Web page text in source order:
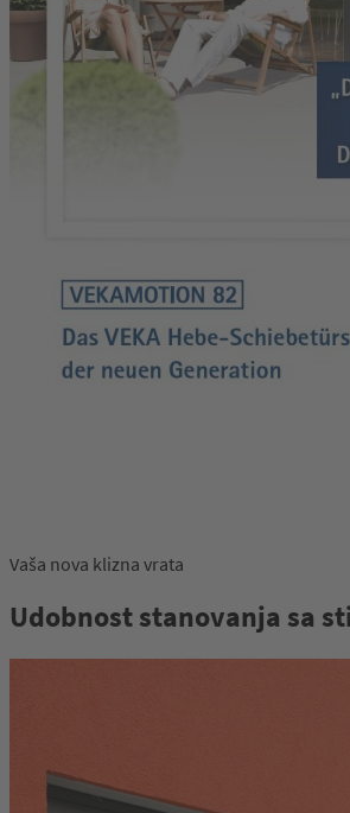
Vaša nova klizna vrata
Udobnost stanovanja sa